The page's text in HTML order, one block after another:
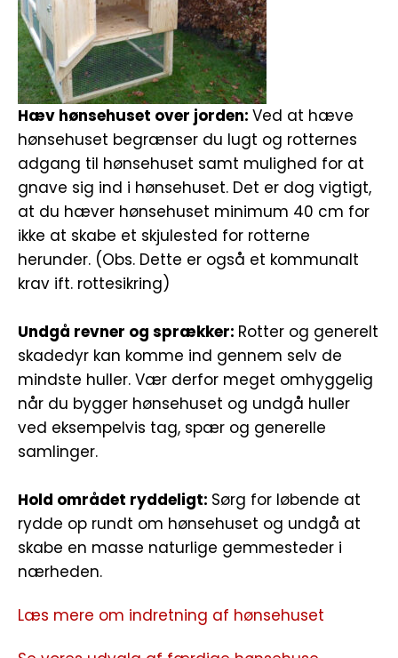
Hæv hønsehuset over jorden: Ved at hæve
hønsehuset begrænser du lugt og rotternes
adgang til hønsehuset samt mulighed for at
gnave sig ind i hønsehuset. Det er dog vigtigt,
at du hæver hønsehuset minimum 40 cm for
ikke at skabe et skjulested for rotterne
herunder. (Obs. Dette er også et kommunalt
krav ift. rottesikring)
Undgå revner og sprækker: Rotter og generelt
skadedyr kan komme ind gennem selv de
mindste huller. Vær derfor meget omhyggelig
når du bygger hønsehuset og undgå huller
ved eksempelvis tag, spær og generelle
samlinger.
Hold området ryddeligt: Sørg for løbende at
rydde op rundt om hønsehuset og undgå at
skabe en masse naturlige gemmesteder i
nærheden.
Læs mere om indretning af hønsehuset